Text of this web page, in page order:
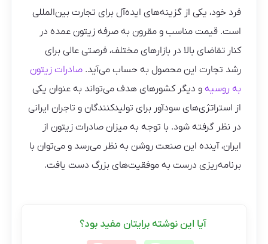
فرد خود، یکی از گزینه‌های ایده‌آل برای تجارت بین‌المللی
است. قیمت مناسب و مقرون به صرفه زیتون عمده در
کنار تقاضای بالا در بازارهای مختلف، فرصتی عالی برای
رشد تجارت این محصول به حساب می‌آید.صادرات زیتون
به روسیه و دیگر کشورهای هدف می‌تواند به عنوان یکی
از استراتژی‌های سودآور برای تولیدکنندگان و تاجران ایرانی
در نظر گرفته شود. با توجه به میزان صادرات زیتون از
ایران، آینده این صنعت روشن به نظر می‌رسد و می‌توان با
برنامه‌ریزی درست به موفقیت‌های بزرگ دست یافت.
آیا این نوشته برایتان مفید بود؟